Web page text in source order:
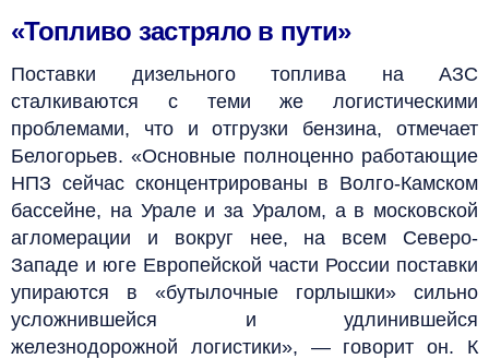
«Топливо застряло в пути»
Поставки дизельного топлива на АЗС
сталкиваются с теми же логистическими
проблемами, что и отгрузки бензина, отмечает
Белогорьев. «Основные полноценно работающие
НПЗ сейчас сконцентрированы в Волго-Камском
бассейне, на Урале и за Уралом, а в московской
агломерации и вокруг нее, на всем Северо-
Западе и юге Европейской части России поставки
упираются в «бутылочные горлышки» сильно
усложнившейся и удлинившейся
железнодорожной логистики», — говорит он. К